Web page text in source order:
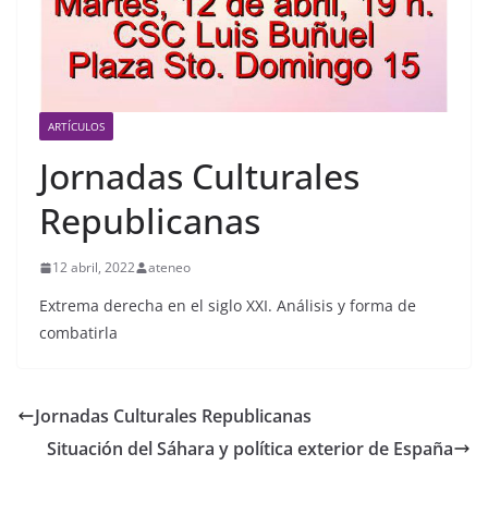
ARTÍCULOS
Jornadas Culturales
Republicanas
12 abril, 2022 ateneo
Extrema derecha en el siglo XXI. Análisis y forma de
combatirla
Jornadas Culturales Republicanas
Situación del Sáhara y política exterior de España